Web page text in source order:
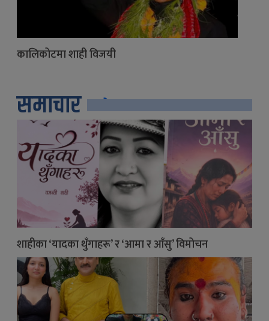
कालिकोटमा शाही विजयी
समाचार सबै
शाहीका ‘यादका थुँगाहरू’ र ‘आमा र आँसु’ विमोचन